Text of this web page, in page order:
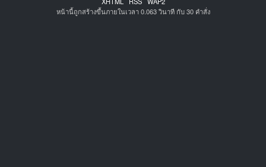
หน้านี้ถูกสร้างขึ้นภายในเวลา 0.063 วินาที กับ 30 คำสั่ง